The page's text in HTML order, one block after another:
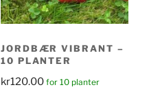
JORDBÆR VIBRANT –
10 PLANTER
kr120.00 for 10 planter